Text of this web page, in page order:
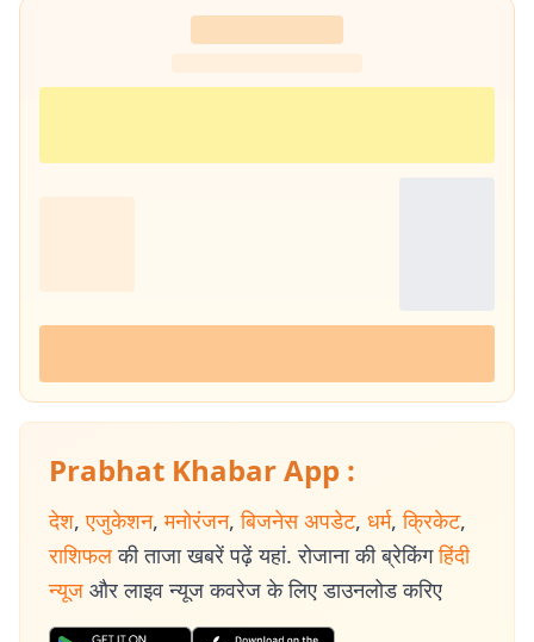
Prabhat Khabar App :
देश, एजुकेशन, मनोरंजन, बिजनेस अपडेट, धर्म, क्रिकेट,
राशिफल की ताजा खबरें पढ़ें यहां. रोजाना की ब्रेकिंग हिंदी
न्यूज और लाइव न्यूज कवरेज के लिए डाउनलोड करिए